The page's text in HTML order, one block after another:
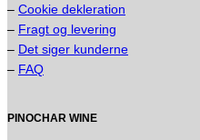
– Cookie dekleration
– Fragt og levering
– Det siger kunderne
– FAQ
PINOCHAR WINE